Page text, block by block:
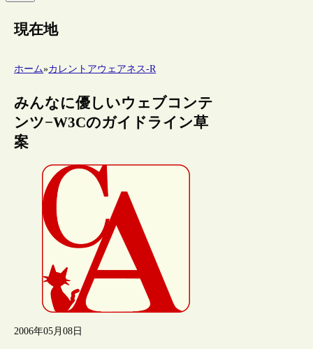
現在地
ホーム»カレントアウェアネス-R
みんなに優しいウェブコンテ
ンツ−W3Cのガイドライン草
案
2006年05月08日